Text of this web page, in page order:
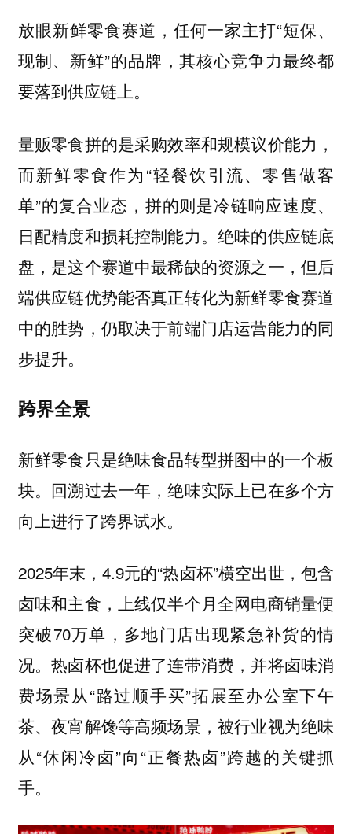
放眼新鲜零食赛道，任何一家主打“短保、
现制、新鲜”的品牌，其核心竞争力最终都
要落到供应链上。
量贩零食拼的是采购效率和规模议价能力，
而新鲜零食作为“轻餐饮引流、零售做客
单”的复合业态，拼的则是冷链响应速度、
日配精度和损耗控制能力。绝味的供应链底
盘，是这个赛道中最稀缺的资源之一，但后
端供应链优势能否真正转化为新鲜零食赛道
中的胜势，仍取决于前端门店运营能力的同
步提升。
跨界全景
新鲜零食只是绝味食品转型拼图中的一个板
块。回溯过去一年，绝味实际上已在多个方
向上进行了跨界试水。
2025年末，4.9元的“热卤杯”横空出世，包含
卤味和主食，上线仅半个月全网电商销量便
突破70万单，多地门店出现紧急补货的情
况。热卤杯也促进了连带消费，并将卤味消
费场景从“路过顺手买”拓展至办公室下午
茶、夜宵解馋等高频场景，被行业视为绝味
从“休闲冷卤”向“正餐热卤”跨越的关键抓
手。